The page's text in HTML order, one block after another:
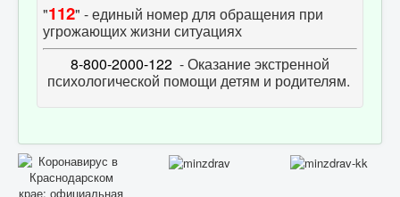
"112" - единый номер для обращения при
угрожающих жизни ситуациях
8-800-2000-122 - Оказание экстренной
психологической помощи детям и родителям.